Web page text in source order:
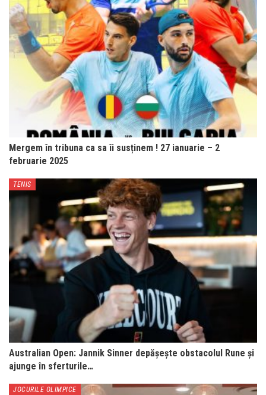
Mergem în tribuna ca sa îi susținem ! 27 ianuarie – 2
februarie 2025
TENIS
Australian Open: Jannik Sinner depășește obstacolul Rune și
ajunge în sferturile…
JOCURILE OLIMPICE